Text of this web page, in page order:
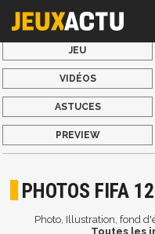
JEU
VIDÉOS
ASTUCES
PREVIEW
PHOTOS FIFA
Photo, Illustration, fond
Toutes les